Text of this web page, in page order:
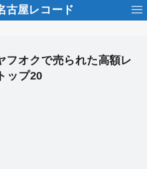
古屋レコード
フオクで売られた高額レ
ップ20